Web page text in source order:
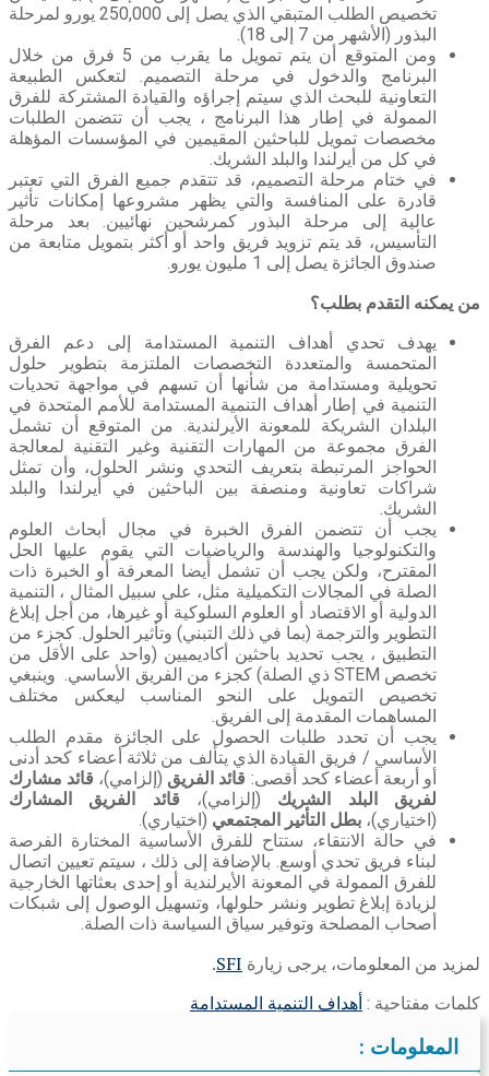
تخصيص الطلب المتبقي الذي يصل إلى 250,000 يورو لمرحلة
البذور (الأشهر من 7 إلى 18).
ومن المتوقع أن يتم تمويل ما يقرب من 5 فرق من خلال
البرنامج والدخول في مرحلة التصميم. لتعكس الطبيعة
التعاونية للبحث الذي سيتم إجراؤه والقيادة المشتركة للفرق
الممولة في إطار هذا البرنامج ، يجب أن تتضمن الطلبات
مخصصات تمويل للباحثين المقيمين في المؤسسات المؤهلة
في كل من أيرلندا والبلد الشريك.
في ختام مرحلة التصميم، قد تتقدم جميع الفرق التي تعتبر
قادرة على المنافسة والتي يظهر مشروعها إمكانات تأثير
عالية إلى مرحلة البذور كمرشحين نهائيين. بعد مرحلة
التأسيس، قد يتم تزويد فريق واحد أو أكثر بتمويل متابعة من
صندوق الجائزة يصل إلى 1 مليون يورو.
من يمكنه التقدم بطلب؟
يهدف تحدي أهداف التنمية المستدامة إلى دعم الفرق
المتحمسة والمتعددة التخصصات الملتزمة بتطوير حلول
تحويلية ومستدامة من شأنها أن تسهم في مواجهة تحديات
التنمية في إطار أهداف التنمية المستدامة للأمم المتحدة في
البلدان الشريكة للمعونة الأيرلندية. من المتوقع أن تشمل
الفرق مجموعة من المهارات التقنية وغير التقنية لمعالجة
الحواجز المرتبطة بتعريف التحدي ونشر الحلول، وأن تمثل
شراكات تعاونية ومنصفة بين الباحثين في أيرلندا والبلد
الشريك.
يجب أن تتضمن الفرق الخبرة في مجال أبحاث العلوم
والتكنولوجيا والهندسة والرياضيات التي يقوم عليها الحل
المقترح، ولكن يجب أن تشمل أيضا المعرفة أو الخبرة ذات
الصلة في المجالات التكميلية مثل، على سبيل المثال ، التنمية
الدولية أو الاقتصاد أو العلوم السلوكية أو غيرها، من أجل إبلاغ
التطوير والترجمة (بما في ذلك التبني) وتأثير الحلول. كجزء من
التطبيق ، يجب تحديد باحثين أكاديميين (واحد على الأقل من
تخصص STEM ذي الصلة) كجزء من الفريق الأساسي. وينبغي
تخصيص التمويل على النحو المناسب ليعكس مختلف
المساهمات المقدمة إلى الفريق.
يجب أن تحدد طلبات الحصول على الجائزة مقدم الطلب
الأساسي / فريق القيادة الذي يتألف من ثلاثة أعضاء كحد أدنى
أو أربعة أعضاء كحد أقصى: قائد الفريق (إلزامي)، قائد مشارك
لفريق البلد الشريك (إلزامي)، قائد الفريق المشارك
(اختياري)، بطل التأثير المجتمعي (اختياري).
في حالة الانتقاء، ستتاح للفرق الأساسية المختارة الفرصة
لبناء فريق تحدي أوسع. بالإضافة إلى ذلك ، سيتم تعيين اتصال
للفرق الممولة في المعونة الأيرلندية أو إحدى بعثاتها الخارجية
لزيادة إبلاغ تطوير ونشر حلولها، وتسهيل الوصول إلى شبكات
أصحاب المصلحة وتوفير سياق السياسة ذات الصلة.
لمزيد من المعلومات، يرجى زيارة SFI
.
كلمات مفتاحية : أهداف التنمية المستدامة
المعلومات :